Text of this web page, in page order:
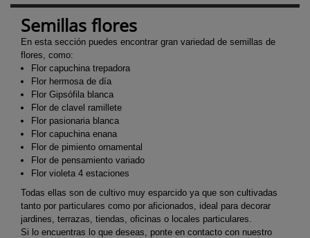
Semillas flores
En esta sección puedes encontrar gran variedad de semillas de
flores, como:
Flor capuchina trepadora
Flor hermosa de día
Flor Gipsófila blanca
Flor de clavel ramillete
Flor pasionaria blanca
Flor capuchina enana
Flor de pimiento ornamental
Flor de pensamiento variado
Flor violeta 4 estaciones
Todas ellas son de cultivo muy esparcido ya que son cultivadas
tanto por particulares como por aficionados, ideal para decorar
jardines, terrazas, tiendas, oficinas o locales particulares.
Si lo encuentras lo que deseas, ponte en contacto con nuestro